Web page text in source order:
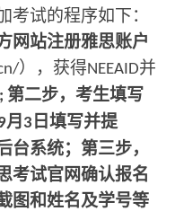
考试的程序如下：
网站注册雅思账户
），获得NEEAID并
; 第二步，考生填写
月 3 日填写并提
台系统；第三步，
考试官网确认报名
图和姓名及学号等